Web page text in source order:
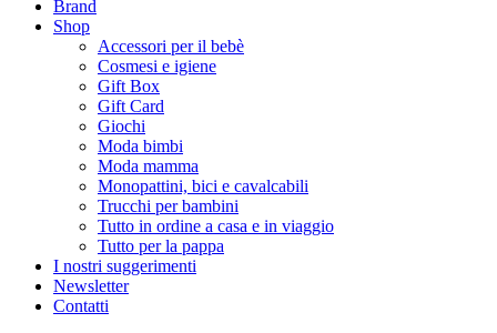
Brand
Shop
Accessori per il bebè
Cosmesi e igiene
Gift Box
Gift Card
Giochi
Moda bimbi
Moda mamma
Monopattini, bici e cavalcabili
Trucchi per bambini
Tutto in ordine a casa e in viaggio
Tutto per la pappa
I nostri suggerimenti
Newsletter
Contatti